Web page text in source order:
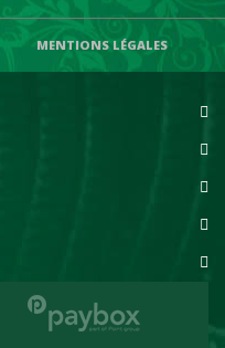
MENTIONS LÉGALES